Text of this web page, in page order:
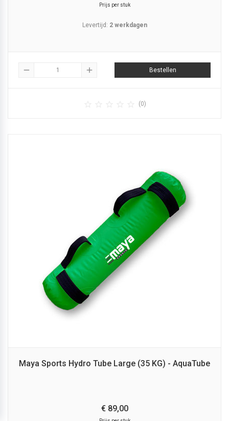
Prijs per stuk
Levertijd: 2 werkdagen
remove add Bestellen
(0)
Maya Sports Hydro Tube Large (35 KG) - AquaTube
€ 89,00